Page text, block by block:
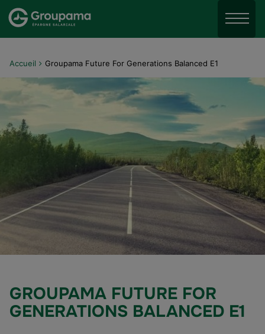
Aller au menu
Aller au contenu
Menu
Accueil Groupama Future For Generations Balanced E1
GROUPAMA FUTURE FOR
GENERATIONS BALANCED E1